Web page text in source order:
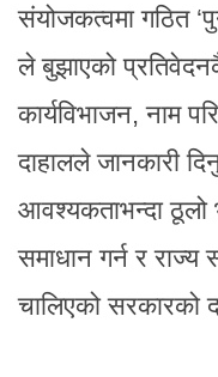
संयोजकत्वमा गठित
ले बुझाएको
कार्यविभाजन, नाम
दाहालले जानकारी
आवश्यकताभन्दा
समाधान गर्न र
चालिएको सरकारको